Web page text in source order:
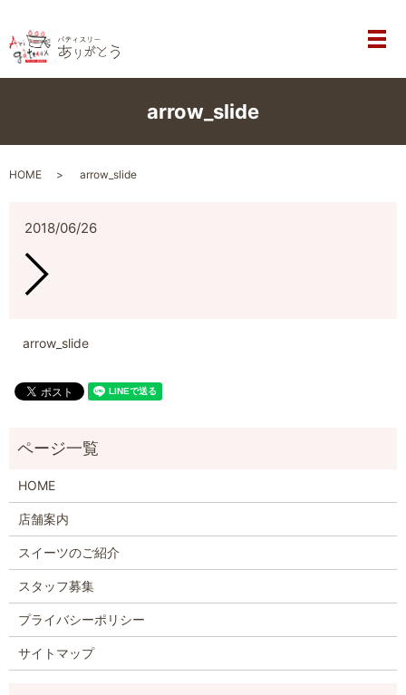
メ
arrow_slide
HOME arrow_slide
2018/06/26
arrow_slide
HOME
店舗案内
スイーツのご紹介
スタッフ募集
プライバシーポリシー
サイトマップ